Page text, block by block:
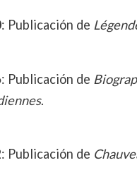
: Publicación de
: Publicación de
.
: Publicación de